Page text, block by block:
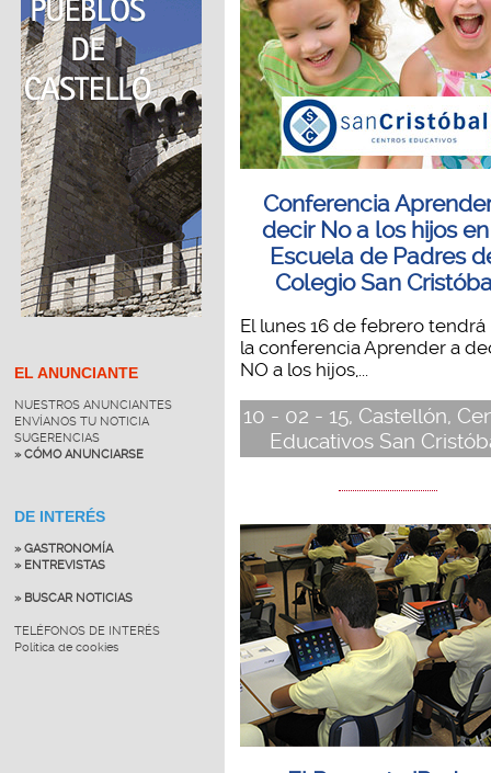
EL ANUNCIANTE
NUESTROS ANUNCIANTES
ENVÍANOS TU NOTICIA
SUGERENCIAS
» CÓMO ANUNCIARSE
DE INTERÉS
» GASTRONOMÍA
» ENTREVISTAS
» BUSCAR NOTICIAS
TELÉFONOS DE INTERÉS
Política de cookies
Conferencia
decir No a los hijos
Escuela de Padres
Colegio San
El lunes 16 de febrero tendrá
la conferencia Aprender a
NO a los hijos,...
10 - 02 - 15, Castellón,
Educativos San